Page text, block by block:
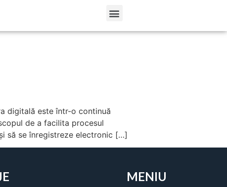
digitală este într-o continuă
de a facilita procesul
să se înregistreze electronic […]
MENIU